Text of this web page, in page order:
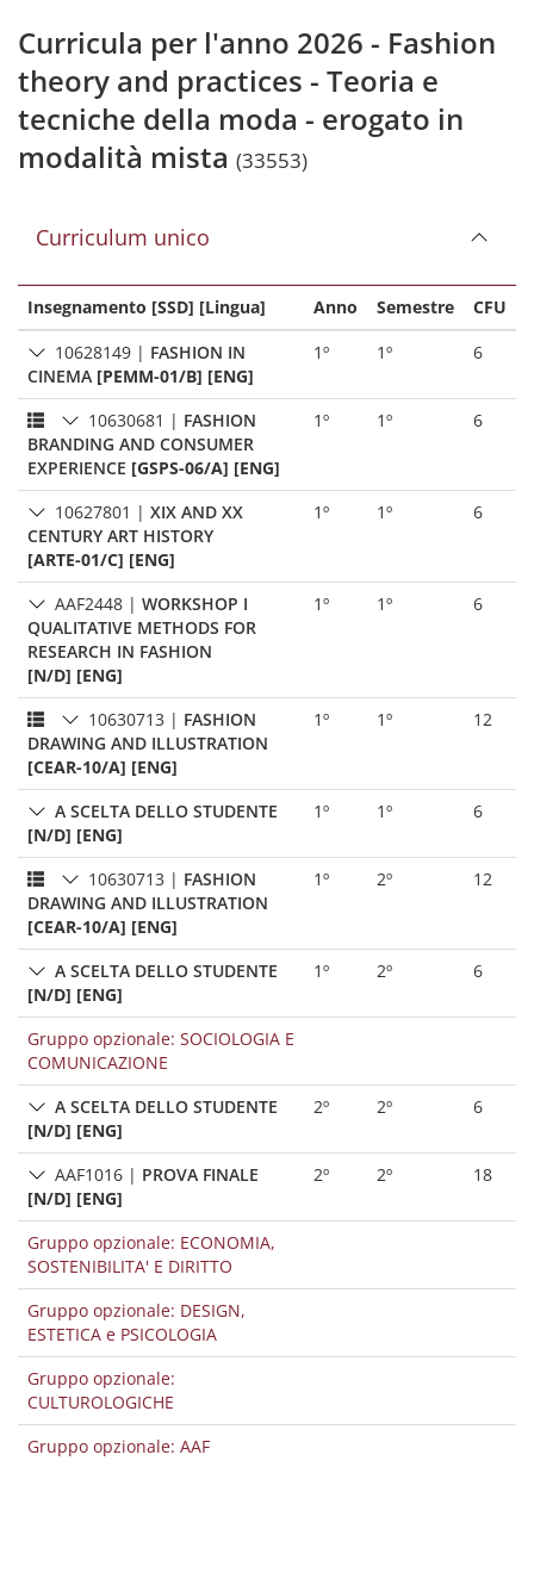
Curricula per l'anno 2026 - Fashion
theory and practices - Teoria e
tecniche della moda - erogato in
modalità mista (33553)
Curriculum unico
Insegnamento [SSD] [Lingua] Anno Semestre
CFU
10628149 | FASHION IN
CINEMA [PEMM-01/B] [ENG]
1º 1º 6
10630681 | FASHION
BRANDING AND CONSUMER
EXPERIENCE [GSPS-06/A] [ENG]
1º 1º 6
10627801 | XIX AND XX
CENTURY ART HISTORY
[ARTE-01/C] [ENG]
1º 1º 6
AAF2448 | WORKSHOP I
QUALITATIVE METHODS FOR
RESEARCH IN FASHION
[N/D] [ENG]
1º 1º 6
10630713 | FASHION
DRAWING AND ILLUSTRATION
[CEAR-10/A] [ENG]
1º 1º 12
A SCELTA DELLO STUDENTE
[N/D] [ENG]
1º 1º 6
10630713 | FASHION
DRAWING AND ILLUSTRATION
[CEAR-10/A] [ENG]
1º 2º 12
A SCELTA DELLO STUDENTE
[N/D] [ENG]
1º 2º 6
Gruppo opzionale: SOCIOLOGIA E
COMUNICAZIONE
A SCELTA DELLO STUDENTE
[N/D] [ENG]
2º 2º 6
AAF1016 | PROVA FINALE
[N/D] [ENG]
2º 2º 18
Gruppo opzionale: ECONOMIA,
SOSTENIBILITA' E DIRITTO
Gruppo opzionale: DESIGN,
ESTETICA e PSICOLOGIA
Gruppo opzionale:
CULTUROLOGICHE
Gruppo opzionale: AAF